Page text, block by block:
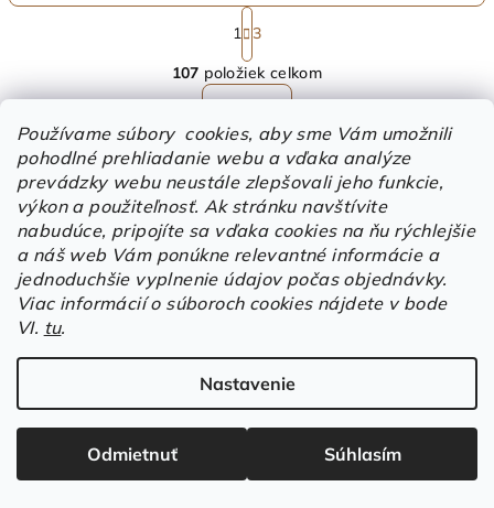
Používame súbory cookies, aby sme Vám umožnili
pohodlné prehliadanie webu a vďaka analýze
prevádzky webu neustále zlepšovali jeho funkcie,
výkon a použiteľnosť. Ak stránku navštívite
nabudúce, pripojíte sa vďaka cookies na ňu rýchlejšie
a náš web Vám ponúkne relevantné informácie a
jednoduchšie vyplnenie údajov počas objednávky.
Viac informácií o súboroch cookies nájdete v bode
VI. tu.
Nastavenie
Odmietnuť Súhlasím
O
v
l
á
d
a
c
i
e
p
r
k
y
v
ý
i
S
t
r
á
n
o
v
a
n
i
e
1 3
107 položiek celkom
Odoberať newsletter
Email
Súhlasím so spracovaním mojich osobných údajov
prevádzkovateľom tohto e-shopu za účelom odosielania
informačných a propagačných emailov (newsletterov) a
prevádzkovateľa eshopu.
Prihlásiť sa